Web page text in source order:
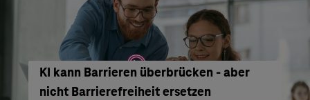
KI kann Barrieren überbrücken - aber
nicht Barrierefreiheit ersetzen